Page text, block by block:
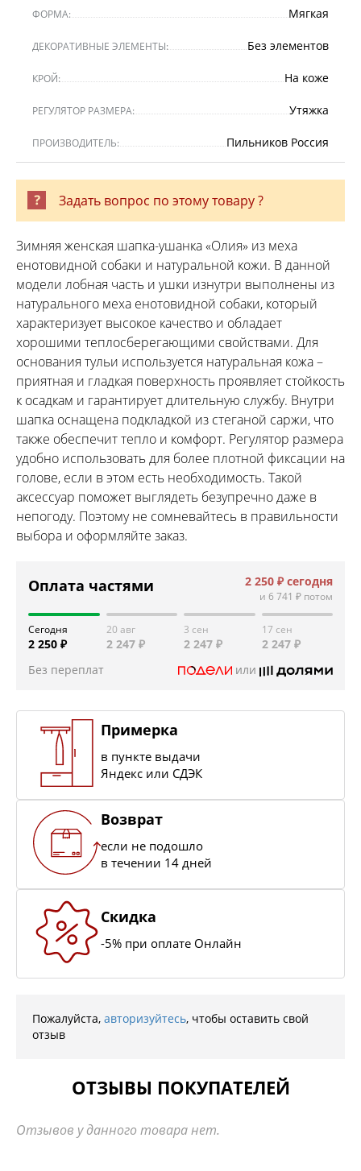
ФОРМА: Мягкая
ДЕКОРАТИВНЫЕ ЭЛЕМЕНТЫ: Без элементов
КРОЙ: На коже
РЕГУЛЯТОР РАЗМЕРА: Утяжка
ПРОИЗВОДИТЕЛЬ: Пильников Россия
Задать вопрос по этому товару ?
Зимняя женская шапка-ушанка «Олия» из меха
енотовидной собаки и натуральной кожи. В данной
модели лобная часть и ушки изнутри выполнены из
натурального меха енотовидной собаки, который
характеризует высокое качество и обладает
хорошими теплосберегающими свойствами. Для
основания тульи используется натуральная кожа –
приятная и гладкая поверхность проявляет стойкость
к осадкам и гарантирует длительную службу. Внутри
шапка оснащена подкладкой из стеганой саржи, что
также обеспечит тепло и комфорт. Регулятор размера
удобно использовать для более плотной фиксации на
голове, если в этом есть необходимость. Такой
аксессуар поможет выглядеть безупречно даже в
непогоду. Поэтому не сомневайтесь в правильности
выбора и оформляйте заказ.
Оплата частями 2 250 ₽ сегодня
и 6 741 ₽ потом
Сегодня
2 250 ₽
20 авг
2 247 ₽
3 сен
2 247 ₽
17 сен
2 247 ₽
Без переплат
или
Примерка
в пункте выдачи
Яндекс или СДЭК
Возврат
если не подошло
в течении 14 дней
Скидка
-5% при оплате Онлайн
Пожалуйста, авторизуйтесь, чтобы оставить свой
отзыв
ОТЗЫВЫ ПОКУПАТЕЛЕЙ
Отзывов у данного товара нет.